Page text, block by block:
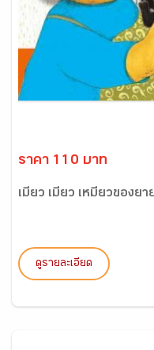
ราคา 110 บาท
เมี้ยว เมี้ยว เหมียวของยา
ดูรายละเอียด